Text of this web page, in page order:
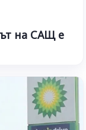
на САЩ е